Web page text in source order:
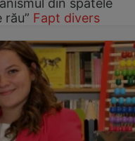
rău” Fapt divers